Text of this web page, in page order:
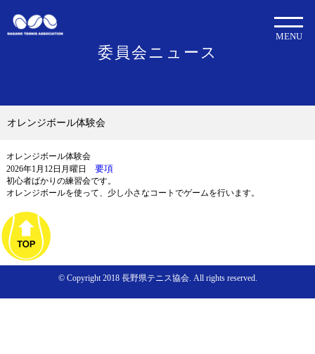
委員会ニュース
MENU
オレンジボール体験会
オレンジボール体験会
2026年1月12日月曜日 要項
初心者ばかりの練習会です。
オレンジボールを使って、少し小さなコートでゲームを行います。
© Copyright 2018 長野県テニス協会. All rights reserved.